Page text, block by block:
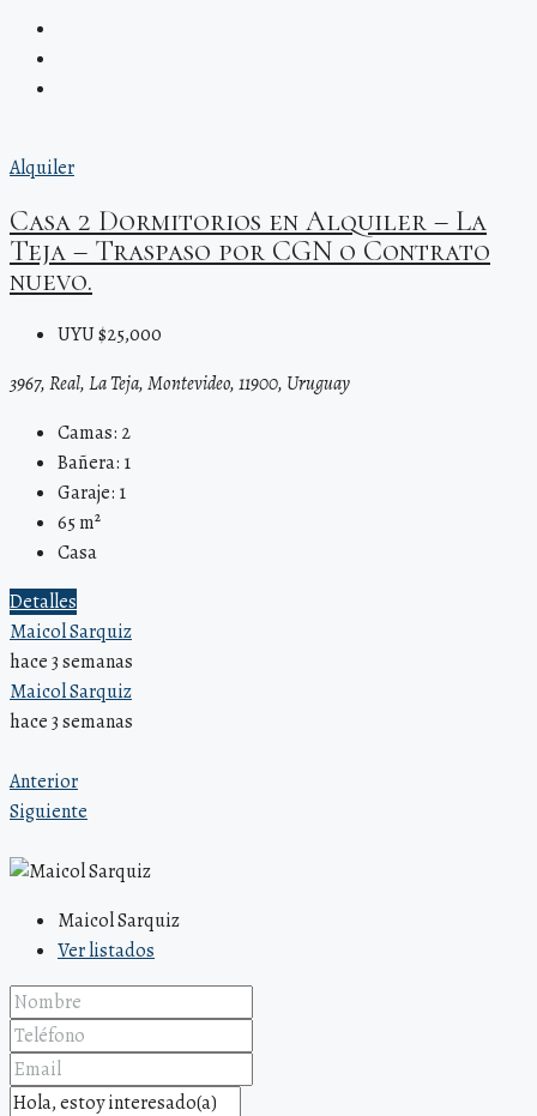
Alquiler
Casa 2 Dormitorios en Alquiler – La
Teja – Traspaso por CGN o Contrato
nuevo.
UYU $25,000
3967, Real, La Teja, Montevideo, 11900, Uruguay
Camas: 2
Bañera: 1
Garaje: 1
65m²
Casa
Detalles
Maicol Sarquiz
hace 3 semanas
Maicol Sarquiz
hace 3 semanas
Anterior
Siguiente
Maicol Sarquiz
Ver listados